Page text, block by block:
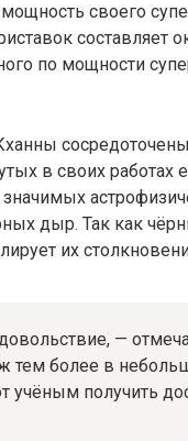
своего
составляет
по мощности
в своих
дыр. Так как
их
—
тем более в
получить